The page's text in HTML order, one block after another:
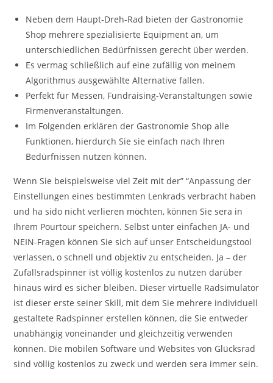
Neben dem Haupt-Dreh-Rad bieten der Gastronomie
Shop mehrere spezialisierte Equipment an, um
unterschiedlichen Bedürfnissen gerecht über werden.
Es vermag schließlich auf eine zufällig von meinem
Algorithmus ausgewählte Alternative fallen.
Perfekt für Messen, Fundraising-Veranstaltungen sowie
Firmenveranstaltungen.
Im Folgenden erklären der Gastronomie Shop alle
Funktionen, hierdurch Sie sie einfach nach Ihren
Bedürfnissen nutzen können.
Wenn Sie beispielsweise viel Zeit mit der” “Anpassung der
Einstellungen eines bestimmten Lenkrads verbracht haben
und ha sido nicht verlieren möchten, können Sie sera in
Ihrem Pourtour speichern. Selbst unter einfachen JA- und
NEIN-Fragen können Sie sich auf unser Entscheidungstool
verlassen, o schnell und objektiv zu entscheiden. Ja – der
Zufallsradspinner ist völlig kostenlos zu nutzen darüber
hinaus wird es sicher bleiben. Dieser virtuelle Radsimulator
ist dieser erste seiner Skill, mit dem Sie mehrere individuell
gestaltete Radspinner erstellen können, die Sie entweder
unabhängig voneinander und gleichzeitig verwenden
können. Die mobilen Software und Websites von Glücksrad
sind völlig kostenlos zu zweck und werden sera immer sein.